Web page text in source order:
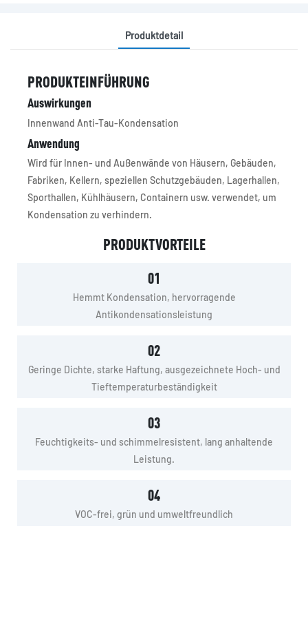
Produktdetail
PRODUKTEINFÜHRUNG
Auswirkungen
Innenwand Anti-Tau-Kondensation
Anwendung
Wird für Innen- und Außenwände von Häusern, Gebäuden,
Fabriken, Kellern, speziellen Schutzgebäuden, Lagerhallen,
Sporthallen, Kühlhäusern, Containern usw. verwendet, um
Kondensation zu verhindern.
PRODUKTVORTEILE
01
Hemmt Kondensation, hervorragende
Antikondensationsleistung
02
Geringe Dichte, starke Haftung, ausgezeichnete Hoch- und
Tieftemperaturbeständigkeit
03
Feuchtigkeits- und schimmelresistent, lang anhaltende
Leistung.
04
VOC-frei, grün und umweltfreundlich